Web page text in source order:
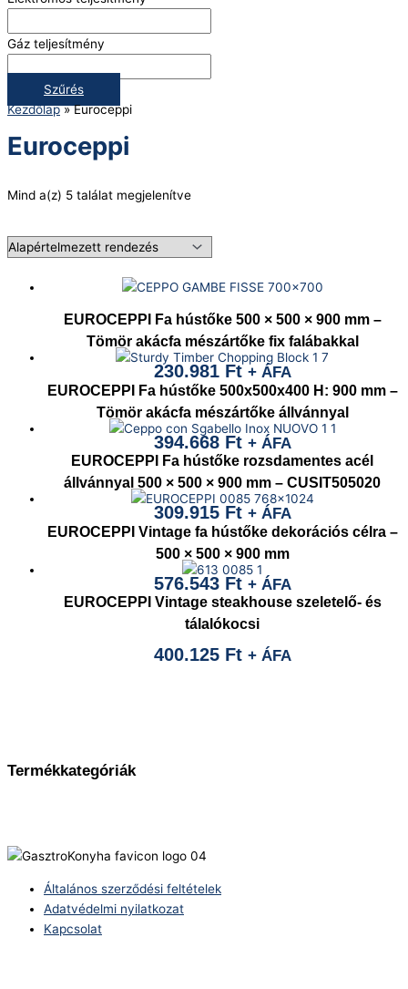
Termékkategóriák
Gáz teljesítmény
Szűrés
Kezdőlap»Euroceppi
Euroceppi
Mind a(z) 5 találat megjelenítve
EUROCEPPI Fa hústőke 500 × 500 × 900 mm –
Tömör akácfa mészártőke fix falábakkal
230.981 Ft + ÁFA
EUROCEPPI Fa hústőke 500x500x400 H: 900 mm –
Tömör akácfa mészártőke állvánnyal
394.668 Ft + ÁFA
EUROCEPPI Fa hústőke rozsdamentes acél
állvánnyal 500 × 500 × 900 mm – CUSIT505020
309.915 Ft + ÁFA
EUROCEPPI Vintage fa hústőke dekorációs célra –
500 × 500 × 900 mm
576.543 Ft + ÁFA
EUROCEPPI Vintage steakhouse szeletelő- és
tálalókocsi
400.125 Ft + ÁFA
Általános szerződési feltételek
Adatvédelmi nyilatkozat
Kapcsolat